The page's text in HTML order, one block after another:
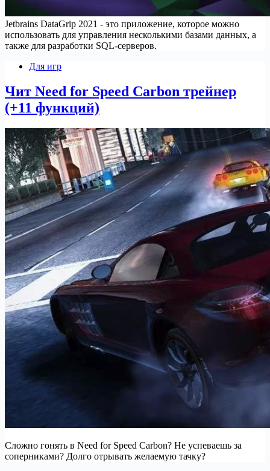
Jetbrains DataGrip 2021 - это приложение, которое можно
использовать для управления несколькими базами данных, а
также для разработки SQL-серверов.
Для игр
Чит Need for Speed Carbon трейнер
(+11 функций)
Сложно гонять в Need for Speed Carbon? Не успеваешь за
соперниками? Долго отрывать желаемую тачку?